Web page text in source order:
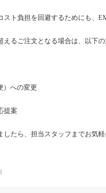
スト負担を回避するためにも、
えるご注文となる場合は、以下
）への変更
提案
したら、担当スタッフまでお気